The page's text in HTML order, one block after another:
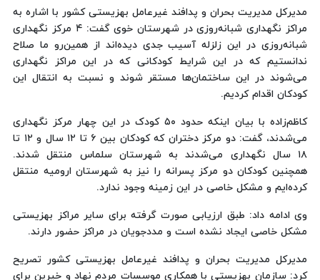
مدیرکل مدیریت بحران و پدافند غیرعامل بهزیستی کشور با اشاره به
مراکز نگهداری شبانه‌روزی در شهرستان خوی گفت: ۴ مرکز نگهداری
شبانه‌روزی در این زلزله آسیب جدی دیده‌اند از همین‌رو ما صلاح
ندانستیم که در این شرایط کودکانی که در این مراکز نگهداری
می‌شوند در این ساختمان‌ها مستقر شوند و نسبت به انتقال این
کودکان اقدام کردیم.
کاظم‌زاده با بیان اینکه حدود ۵۰ کودک در این چهار مرکز نگهداری
می‌شدند، گفت: دو مرکز دختران که کودکان بین ۶ تا ۱۲ سال و ۱۲ تا
۱۸ سال نگهداری می‌شدند به شهرستان سلماس منتقل شدند.
همچنین کودکان دو مرکز پسرانه را نیز به شهرستان ارومیه منتقل
کرده‌ایم و مشکل خاصی در این زمینه وجود ندارد.
وی ادامه داد: طبق ارزیابی صورت گرفته برای سایر مراکز بهزیستی
مشکل خاصی ایجاد نشده است و مددجویان در مراکز حضور دارند.
مدیرکل مدیریت بحران و پدافند غیرعامل بهزیستی کشور تصریح
کرد: سازمان بهزیستی با همکاری موسسات مردم نهاد و خیرین برای